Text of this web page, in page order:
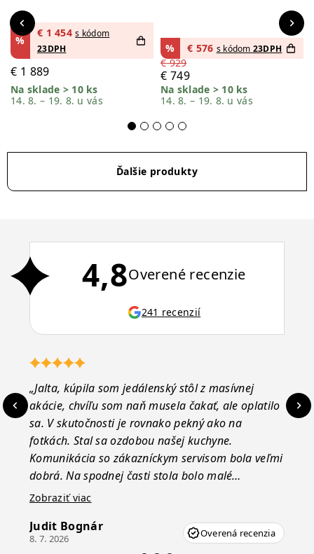
%
€ 1 454 s kódom
23DPH
€ 1 889
Na sklade > 10 ks
14. 8. – 19. 8. u vás
% € 576 s kódom 23DPH
€929
€ 749
Na sklade > 10 ks
14. 8. – 19. 8. u vás
Ďalšie produkty
4,8Overené recenzie
241 recenzií
„Jalta, kúpila som jedálenský stôl z masívnej
akácie, chvíľu som naň musela čakať, ale oplatilo
sa. V skutočnosti je rovnako pekný ako na
fotkách. Stal sa ozdobou našej kuchyne.
Komunikácia so zákazníckym servisom bola veľmi
dobrá. Na spodnej časti stola bolo malé
poškodenie, pravdepodobne vzniklo pri preprave,
záležitosti pristúpili veľmi korektne. Odporúčam
produkty Delife každému.“
Zobraziť viac
Judit Bognár
8. 7. 2026 Overená recenzia